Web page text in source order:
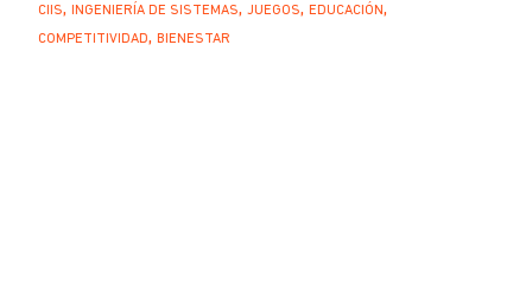
CIIS INGENIERÍA DE SISTEMAS JUEGOS
EDUCACIÓN
COMPETITIVIDAD
BIENESTAR